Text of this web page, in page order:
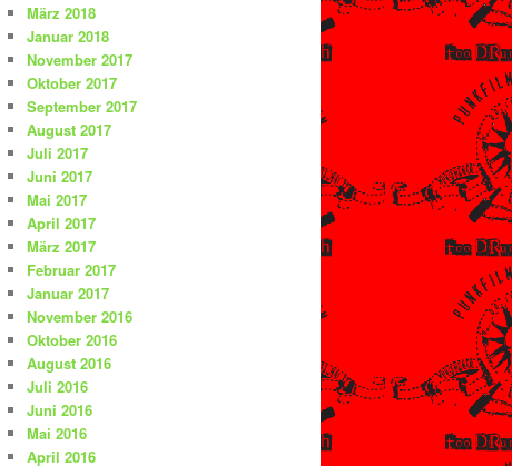
März 2018
Januar 2018
November 2017
Oktober 2017
September 2017
August 2017
Juli 2017
Juni 2017
Mai 2017
April 2017
März 2017
Februar 2017
Januar 2017
November 2016
Oktober 2016
August 2016
Juli 2016
Juni 2016
Mai 2016
April 2016